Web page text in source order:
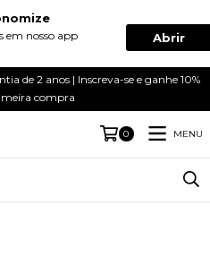
em nosso app Abrir
de 2 anos | Inscreva-se e ganhe 10%
compra
0 MENU